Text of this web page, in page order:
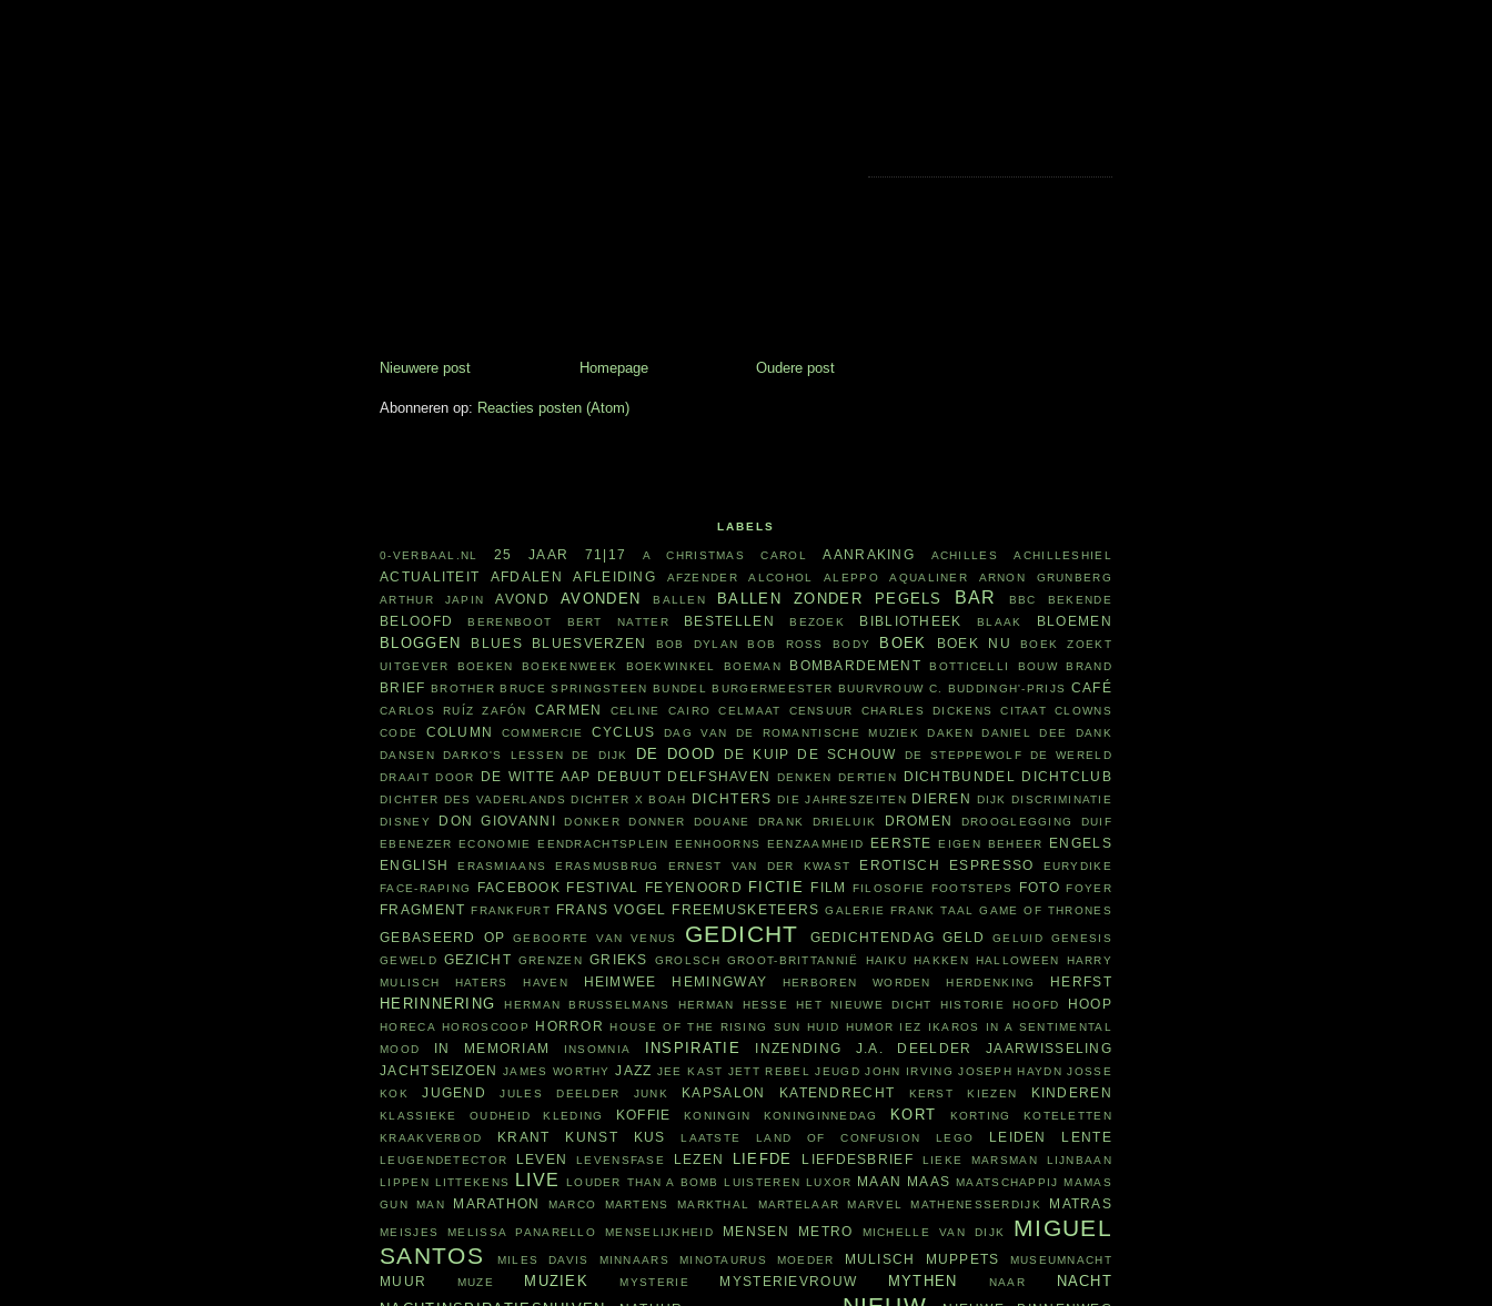
Nieuwere post Oudere post
Homepage
Abonneren op: Reacties posten (Atom)
LABELS
0-VERBAAL.NL 25 JAAR 71|17 A CHRISTMAS CAROL AANRAKING ACHILLES ACHILLESHIEL
ACTUALITEIT AFDALEN AFLEIDING AFZENDER ALCOHOL ALEPPO AQUALINER
ARNON GRUNBERG
ARTHUR JAPIN
AVOND AVONDEN BALLEN BALLEN ZONDER PEGELS BAR BBC BEKENDE
BELOOFD BERENBOOT BERT NATTER BESTELLEN BEZOEK BIBLIOTHEEK BLAAK BLOEMEN
BLOGGEN BLUES BLUESVERZEN BOB DYLAN BOB ROSS BODY BOEK BOEK NU
BOEK ZOEKT
UITGEVER
BOEKEN BOEKENWEEK BOEKWINKEL BOEMAN BOMBARDEMENT BOTTICELLI BOUW BRAND
BRIEF BROTHER BRUCE SPRINGSTEEN BUNDEL BURGERMEESTER BUURVROUW C. BUDDINGH'-PRIJS CAFÉ
CARLOS RUÍZ ZAFÓN CARMEN CELINE CAIRO CELMAAT CENSUUR CHARLES DICKENS CITAAT
CLOWNS
CODE
COLUMN COMMERCIE CYCLUS DAG VAN DE ROMANTISCHE MUZIEK DAKEN DANIEL DEE
DANK
DANSEN
DARKO'S LESSEN DE DIJK DE DOOD DE KUIP DE SCHOUW DE STEPPEWOLF
DE WERELD
DRAAIT DOOR
DE WITTE AAP DEBUUT DELFSHAVEN DENKEN DERTIEN DICHTBUNDEL DICHTCLUB
DICHTER DES VADERLANDS DICHTER X BOAH DICHTERS DIE JAHRESZEITEN DIEREN DIJK
DISCRIMINATIE
DISNEY
DON GIOVANNI DONKER DONNER DOUANE DRANK DRIELUIK DROMEN DROOGLEGGING
DUIF
EBENEZER
ECONOMIE EENDRACHTSPLEIN EENHOORNS EENZAAMHEID EERSTE EIGEN BEHEER
ENGELS
ENGLISH
ERASMIAANS ERASMUSBRUG ERNEST VAN DER KWAST EROTISCH ESPRESSO
EURYDIKE
FACE-RAPING
FACEBOOK FESTIVAL FEYENOORD FICTIE FILM FILOSOFIE FOOTSTEPS FOTO FOYER
FRAGMENT FRANKFURT FRANS VOGEL FREEMUSKETEERS GALERIE FRANK TAAL GAME OF THRONES
GEBASEERD OP GEBOORTE VAN VENUS GEDICHT GEDICHTENDAG GELD GELUID
GENESIS
GEWELD
GEZICHT GRENZEN GRIEKS GROLSCH GROOT-BRITTANNIË HAIKU HAKKEN HALLOWEEN
HARRY
MULISCH
HATERS HAVEN HEIMWEE HEMINGWAY HERBOREN WORDEN HERDENKING HERFST
HERINNERING HERMAN BRUSSELMANS HERMAN HESSE HET NIEUWE DICHT HISTORIE HOOFD HOOP
HORECA HOROSCOOP HORROR HOUSE OF THE RISING SUN HUID HUMOR IEZ IKAROS
IN A SENTIMENTAL
MOOD
IN MEMORIAM INSOMNIA INSPIRATIE INZENDING J.A. DEELDER
JAARWISSELING
JACHTSEIZOEN
JAMES WORTHY JAZZ JEE KAST JETT REBEL JEUGD JOHN IRVING JOSEPH HAYDN JOSSE
KOK
JUGEND JULES DEELDER JUNK KAPSALON KATENDRECHT KERST KIEZEN KINDEREN
KLASSIEKE OUDHEID KLEDING KOFFIE KONINGIN KONINGINNEDAG KORT KORTING
KOTELETTEN
KRAAKVERBOD
KRANT KUNST KUS LAATSTE LAND OF CONFUSION LEGO LEIDEN LENTE
LEUGENDETECTOR LEVEN LEVENSFASE LEZEN LIEFDE LIEFDESBRIEF LIEKE MARSMAN
LIJNBAAN
LIPPEN LITTEKENS LIVE LOUDER THAN A BOMB LUISTEREN LUXOR MAAN MAAS MAATSCHAPPIJ MAMAS
GUN
MAN MARATHON MARCO MARTENS MARKTHAL MARTELAAR MARVEL MATHENESSERDIJK MATRAS
MEISJES MELISSA PANARELLO MENSELIJKHEID MENSEN METRO MICHELLE VAN DIJK
MIGUEL
SANTOS
MILES DAVIS MINNAARS MINOTAURUS MOEDER MULISCH MUPPETS MUSEUMNACHT
MUUR MUZE MUZIEK MYSTERIE MYSTERIEVROUW MYTHEN NAAR
NACHT